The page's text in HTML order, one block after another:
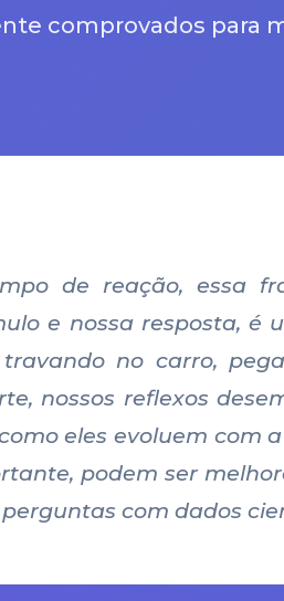
comprovados para
de reação, essa
e nossa resposta, é
travando no carro,
nossos reflexos
eles evoluem com
podem ser
com dados